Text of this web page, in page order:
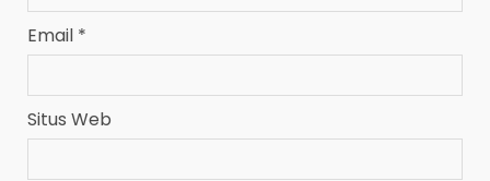
Email *
Situs Web